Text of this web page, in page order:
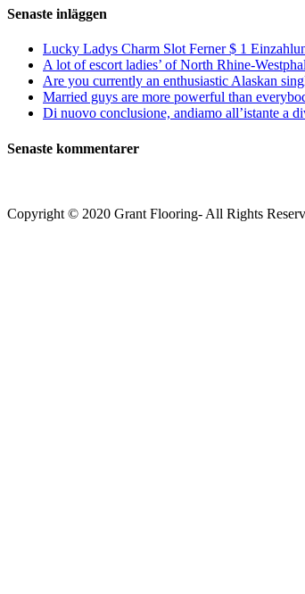
Senaste inläggen
Lucky Ladys Charm Slot Ferner $ 1
A lot of escort ladies’ of North Rhine-
Are you currently an enthusiastic Alaskan
Married guys are more powerful than
Di nuovo conclusione, andiamo all’istante a
Senaste kommentarer
Copyright © 2020 Grant Flooring- All Rights